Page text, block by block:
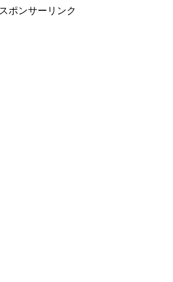
スポンサーリンク